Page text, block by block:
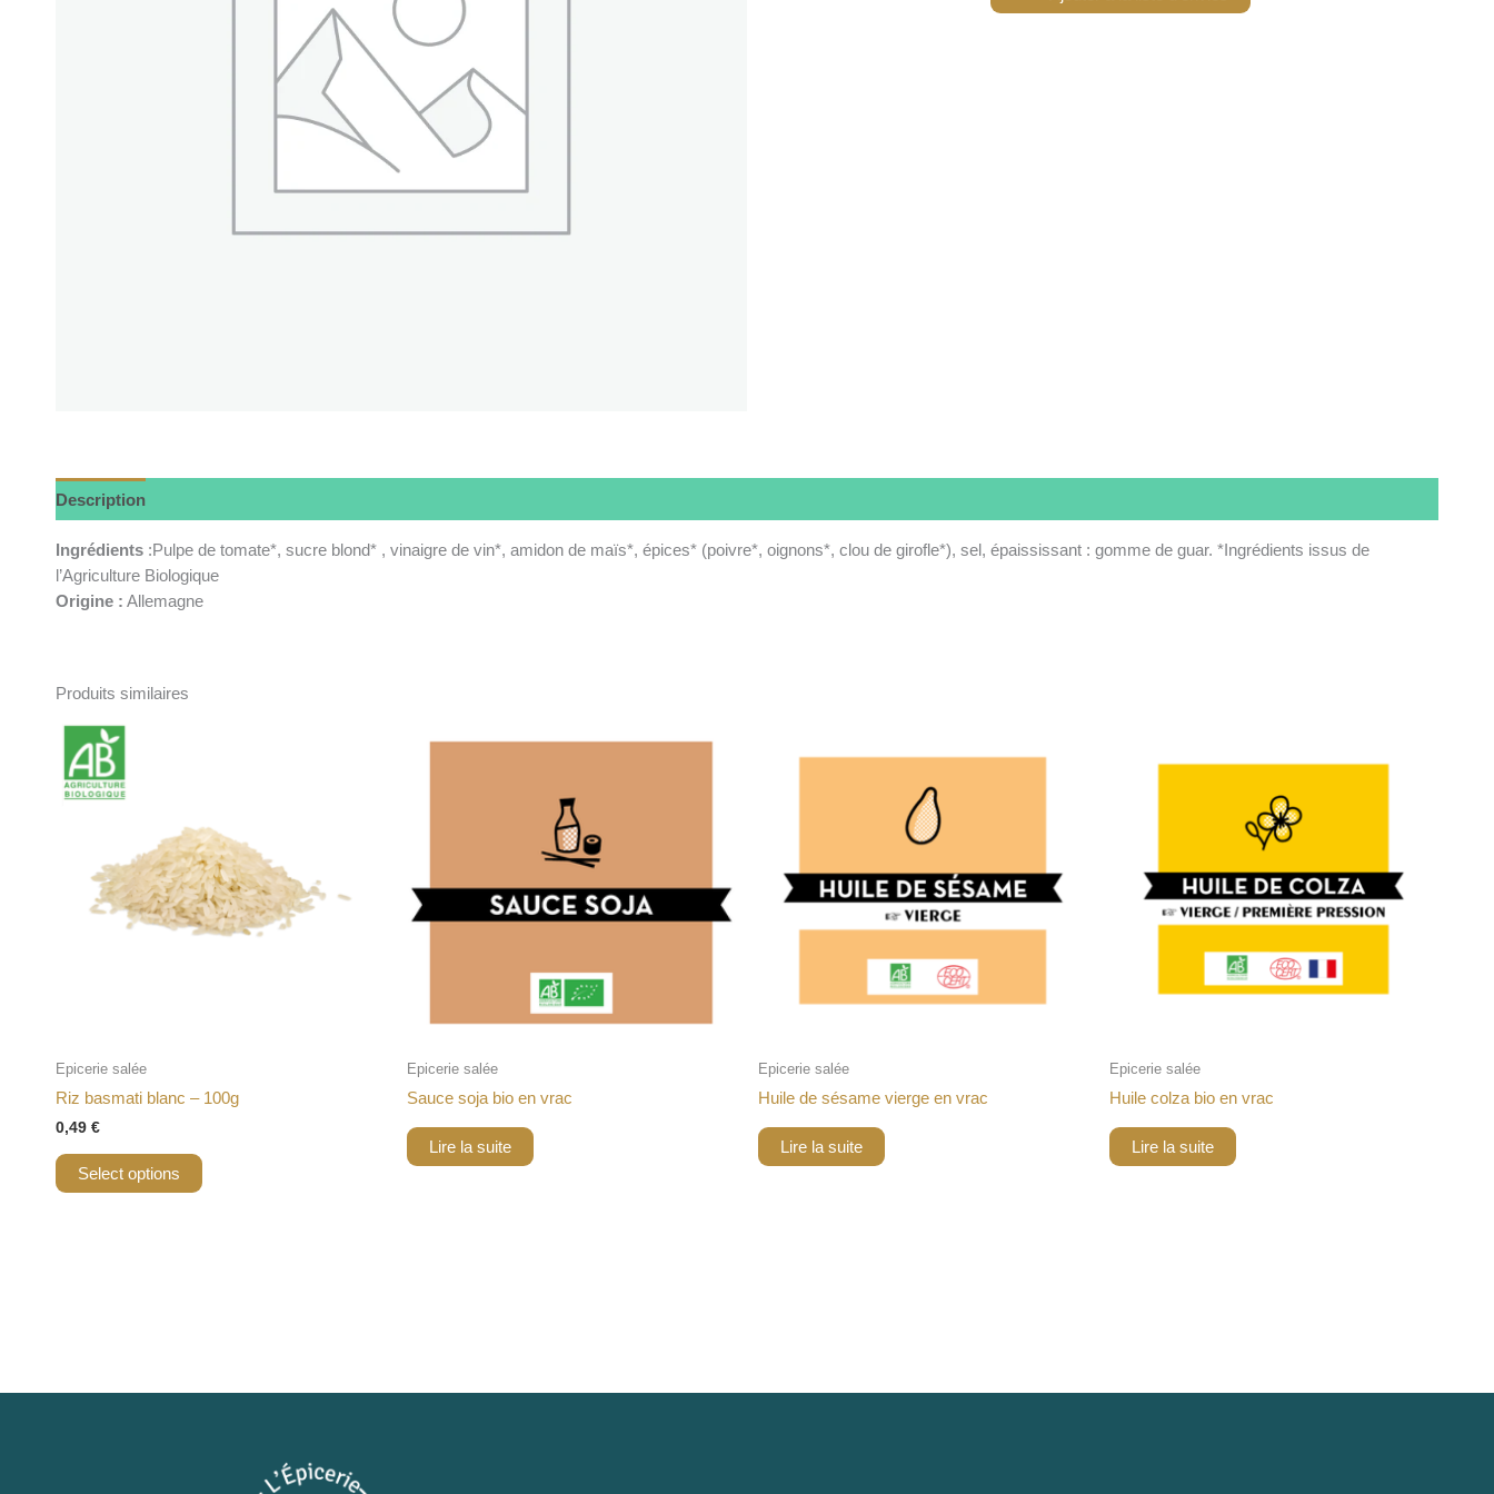
Description
Ingrédients :Pulpe de tomate*, sucre blond* , vinaigre de vin*, amidon de maïs*, épices* (poivre*, oignons*, clou de girofle*), sel, épaississant : gomme de guar. *Ingrédients issus de
l’Agriculture Biologique
Origine : Allemagne
Produits similaires
Epicerie salée
Riz basmati blanc – 100g
0,49 €
Select options
Epicerie salée
Sauce soja bio en vrac
Lire la suite
Epicerie salée
Huile de sésame vierge en vrac
Lire la suite
Epicerie salée
Huile colza bio en vrac
Lire la suite